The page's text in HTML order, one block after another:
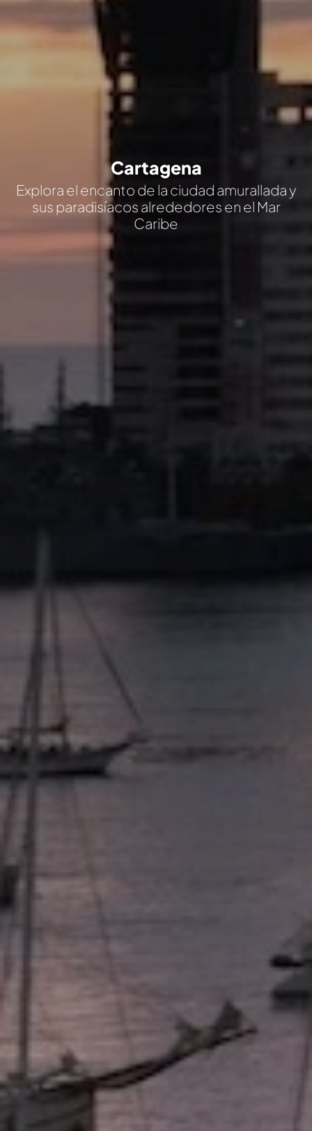
Cartagena
Explora el encanto de la ciudad amurallada y
sus paradisíacos alrededores en el Mar
Caribe